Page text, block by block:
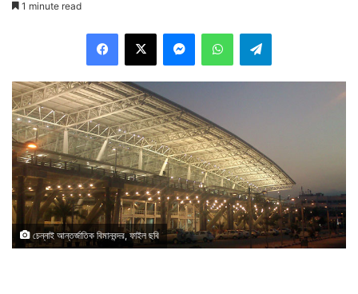
1 minute read
চেন্নাই আন্তর্জাতিক বিমানবন্দর, ফাইল ছবি